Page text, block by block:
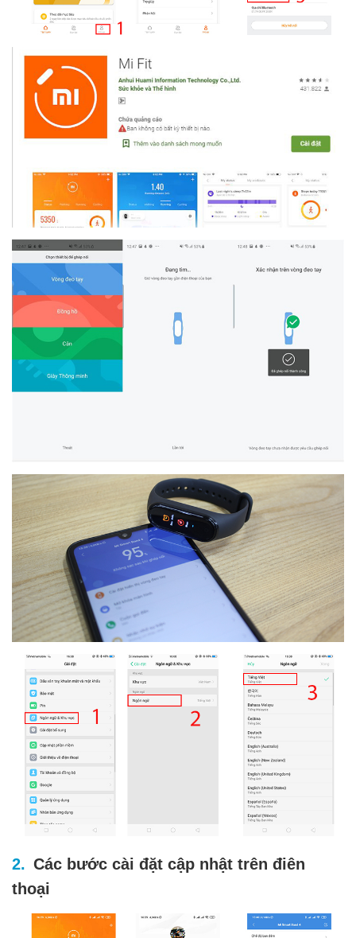
Các bước cài đặt cập nhật trên điên
thoại